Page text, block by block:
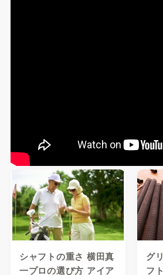
シャフトの重さ 横田真
一プロの選び方 アイア
グ
フ